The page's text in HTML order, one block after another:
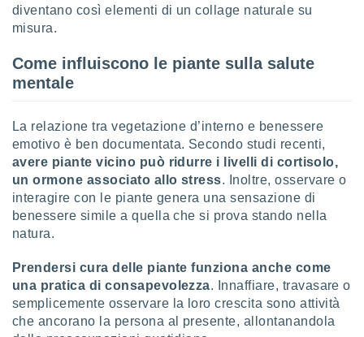
dei
la
del
dei
e degli
diventano così elementi di un collage naturale su
misura.
Come influiscono le piante sulla salute
mentale
La relazione tra vegetazione d’interno e benessere
emotivo è ben documentata. Secondo studi recenti,
avere piante vicino può ridurre i livelli di cortisolo,
un ormone associato allo stress. Inoltre, osservare o
interagire con le piante genera una sensazione di
benessere simile a quella che si prova stando nella
natura.
Prendersi cura delle piante funziona anche come
una pratica di consapevolezza. Innaffiare, travasare o
semplicemente osservare la loro crescita sono attività
che ancorano la persona al presente, allontanandola